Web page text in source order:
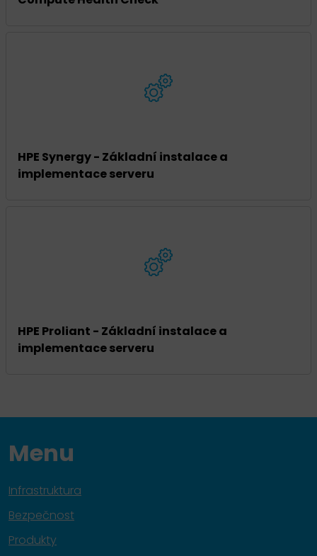
HPE Synergy - Základní instalace a
implementace serveru
HPE Proliant - Základní instalace a
implementace serveru
Menu
Infrastruktura
Bezpečnost
Produkty